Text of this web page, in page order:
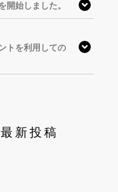
始しました。
トを利用しての
最新投稿